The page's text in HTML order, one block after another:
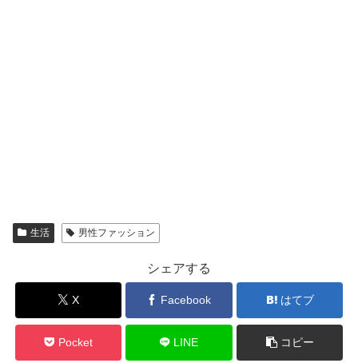
生活 男性ファッション
シェアする
X Facebook はてブ
Pocket LINE コピー